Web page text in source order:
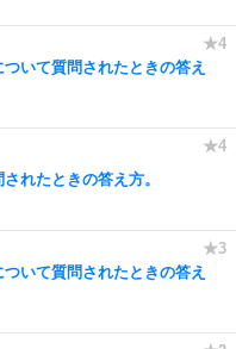
いて質問されたときの答え
れたときの答え方。
いて質問されたときの答え